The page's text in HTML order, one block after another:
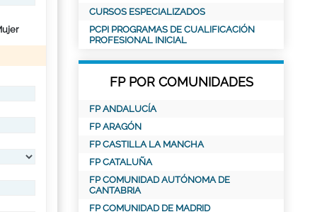
CURSOS ESPECIALIZADOS
PCPI PROGRAMAS DE CUALIFICACIÓN
PROFESIONAL INICIAL
FP POR COMUNIDADES
FP ANDALUCÍA
FP ARAGÓN
FP CASTILLA LA MANCHA
FP CATALUÑA
FP COMUNIDAD AUTÓNOMA DE
CANTABRIA
FP COMUNIDAD DE MADRID